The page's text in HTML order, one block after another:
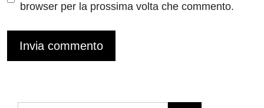
browser per la prossima volta che commento.